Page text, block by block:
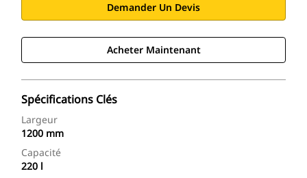
Demander Un Devis
Acheter Maintenant
Spécifications Clés
Largeur
1200 mm
Capacité
220 l